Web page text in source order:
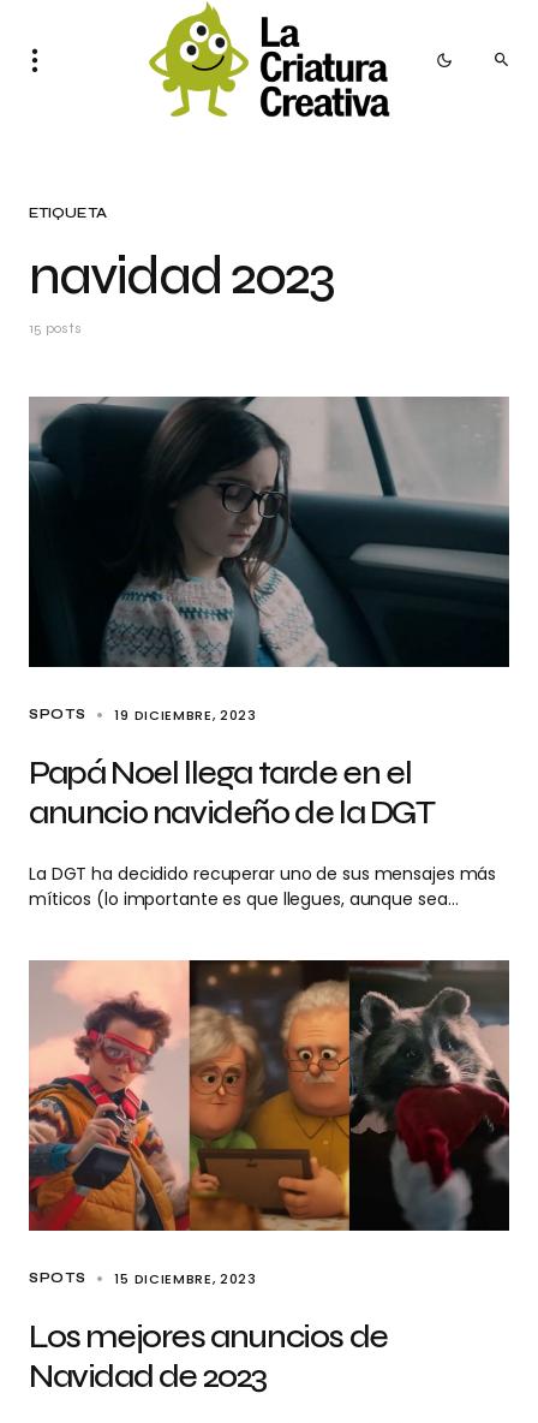
ETIQUETA
navidad 2023
15 posts
SPOTS 19 DICIEMBRE, 2023
Papá Noel llega tarde en el
anuncio navideño de la DGT
La DGT ha decidido recuperar uno de sus mensajes más
míticos (lo importante es que llegues, aunque sea…
SPOTS 15 DICIEMBRE, 2023
Los mejores anuncios de
Navidad de 2023